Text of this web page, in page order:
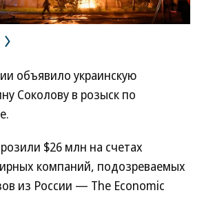
объявило украинскую
Соколову в розыск по
$26 млн на счетах
компаний, подозреваемых
из России — The Economic